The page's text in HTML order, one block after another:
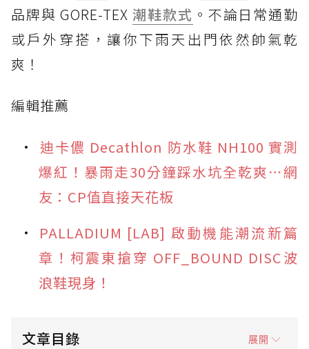
品牌與 GORE-TEX 潮鞋款式 。不論日常通勤
或戶外穿搭，讓你下雨天出門依然帥氣乾
爽！
編輯推薦
迪卡儂 Decathlon 防水鞋 NH100 實測
爆紅！暴雨走30分鐘踩水坑全乾爽⋯網
友：CP值直接天花板
PALLADIUM [LAB] 啟動機能潮流新篇
章！柯震東搶穿 OFF_BOUND DISC波
浪鞋現身！
文章目錄 展開